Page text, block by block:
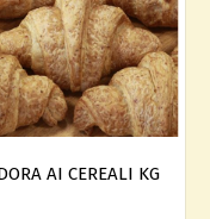
AI CEREALI KG